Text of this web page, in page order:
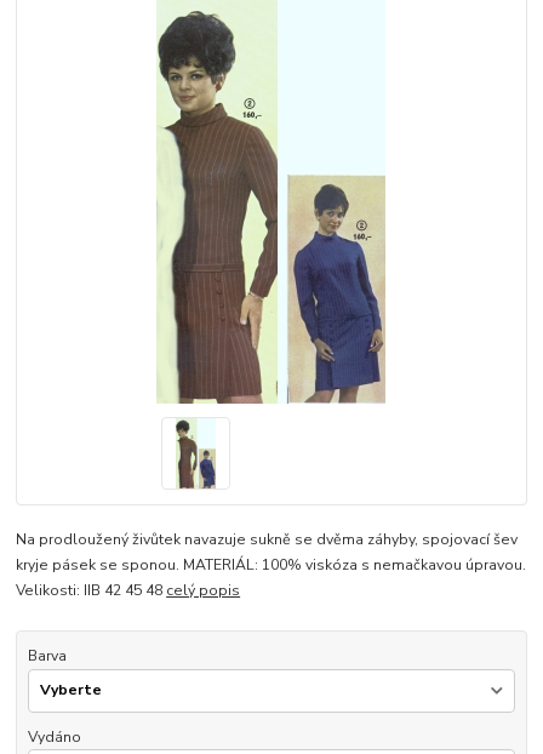
Na prodloužený živůtek navazuje sukně se dvěma záhyby, spojovací šev
kryje pásek se sponou. MATERIÁL: 100% viskóza s nemačkavou úpravou.
Velikosti: IIB 42 45 48 celý popis
Barva
Vydáno